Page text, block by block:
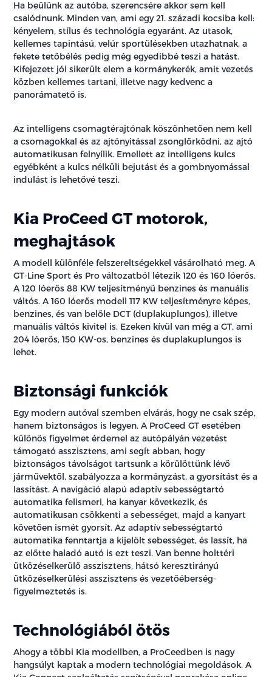
Ha beülünk az autóba, szerencsére akkor sem kell
csalódnunk. Minden van, ami egy 21. századi kocsiba kell:
kényelem, stílus és technológia egyaránt. Az utasok,
kellemes tapintású, velúr sportülésekben utazhatnak, a
fekete tetőbélés pedig még egyedibbé teszi a hatást.
Kifejezett jól sikerült elem a kormánykerék, amit vezetés
közben kellemes tartani, illetve nagy kedvenc a
panorámatető is.
Az intelligens csomagtérajtónak köszönhetően nem kell
a csomagokkal és az ajtónyitással zsonglőrködni, az ajtó
automatikusan felnyílik. Emellett az intelligens kulcs
egyébként a kulcs nélküli bejutást és a gombnyomással
indulást is lehetővé teszi.
Kia ProCeed GT motorok,
meghajtások
A modell különféle felszereltségekkel vásárolható meg. A
GT-Line Sport és Pro változatból létezik 120 és 160 lóerős.
A 120 lóerős 88 KW teljesítményű benzines és manuális
váltós. A 160 lóerős modell 117 KW teljesítményre képes,
benzines, és van belőle DCT (duplakuplungos), illetve
manuális váltós kivitel is. Ezeken kívül van még a GT, ami
204 lóerős, 150 KW-os, benzines és duplakuplungos is
lehet.
Biztonsági funkciók
Egy modern autóval szemben elvárás, hogy ne csak szép,
hanem biztonságos is legyen. A ProCeed GT esetében
különös figyelmet érdemel az autópályán vezetést
támogató asszisztens, ami segít abban, hogy
biztonságos távolságot tartsunk a körülöttünk lévő
járművektől, szabályozza a kormányzást, a gyorsítást és a
lassítást. A navigáció alapú adaptív sebességtartó
automatika felismeri, ha kanyar következik, és
automatikusan csökkenti a sebességet, majd a kanyart
követően ismét gyorsít. Az adaptív sebességtartó
automatika fenntartja a kijelölt sebességet, és lassít, ha
az előtte haladó autó is ezt teszi. Van benne holttéri
ütközéselkerülő asszisztens, hátsó keresztirányú
ütközéselkerülési asszisztens és vezetőéberség-
figyelmeztetés is.
Technológiából ötös
Ahogy a többi Kia modellben, a ProCeedben is nagy
hangsúlyt kaptak a modern technológiai megoldások. A